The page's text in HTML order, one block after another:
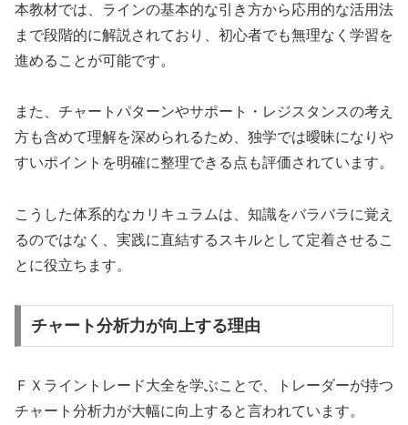
本教材では、ラインの基本的な引き方から応用的な活用法
まで段階的に解説されており、初心者でも無理なく学習を
進めることが可能です。
また、チャートパターンやサポート・レジスタンスの考え
方も含めて理解を深められるため、独学では曖昧になりや
すいポイントを明確に整理できる点も評価されています。
こうした体系的なカリキュラムは、知識をバラバラに覚え
るのではなく、実践に直結するスキルとして定着させるこ
とに役立ちます。
チャート分析力が向上する理由
ＦＸライントレード大全を学ぶことで、トレーダーが持つ
チャート分析力が大幅に向上すると言われています。